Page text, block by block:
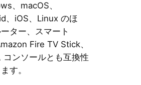
、macOS、
、iOS、Linux のほ
ター、スマート
Fire TV Stick、
コンソールとも互換性
す。